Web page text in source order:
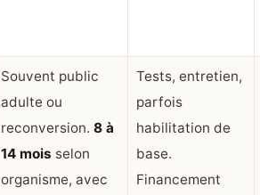
Souvent public
adulte ou
reconversion.8 à
14 mois selon
organisme, avec
Tests, entretien,
parfois
habilitation de
base.
Financement